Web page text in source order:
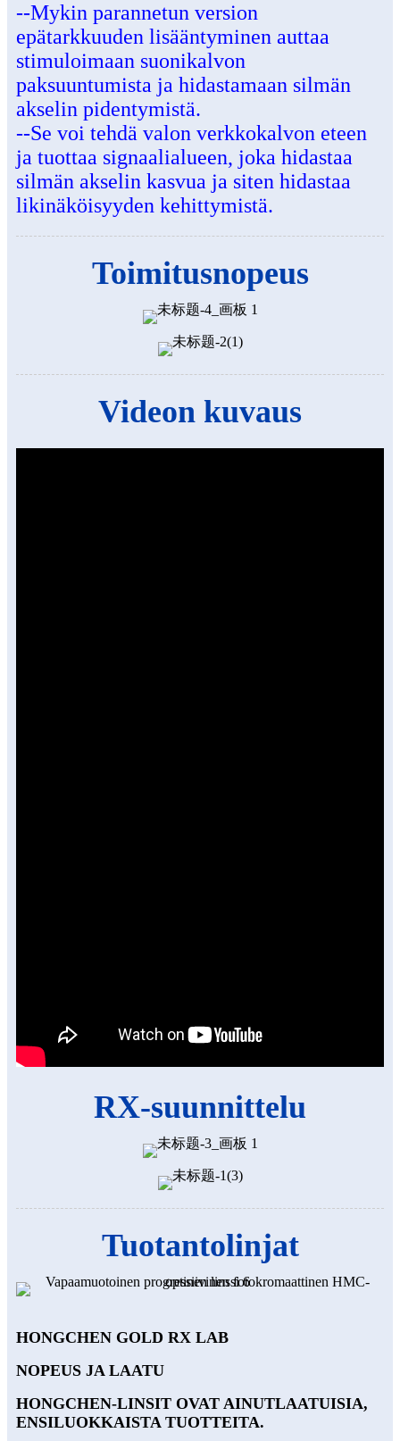
--Mykin parannetun version
epätarkkuuden lisääntyminen auttaa
stimuloimaan suonikalvon
paksuuntumista ja hidastamaan silmän
akselin pidentymistä.
--Se voi tehdä valon verkkokalvon eteen
ja tuottaa signaalialueen, joka hidastaa
silmän akselin kasvua ja siten hidastaa
likinäköisyyden kehittymistä.
Toimitusnopeus
Videon kuvaus
RX-suunnittelu
Tuotantolinjat
HONGCHEN GOLD RX LAB
NOPEUS JA LAATU
HONGCHEN-LINSIT OVAT AINUTLAATUISIA,
ENSILUOKKAISTA TUOTTEITA.